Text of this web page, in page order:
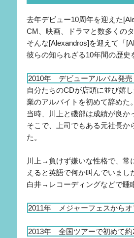
去年デビュー10周年を迎えた
CM、映画、ドラマと数多くの
そんな[Alexandros]を迎えて「
彼らの知られざる10年間の歴史
2010年 デビューアルバム発
自分たちのCDが店頭に並び嬉
業のアルバイトを初めて辞めた。
当時、川上と磯部は成績が良
そこで、上司でもある元社長
た。
川上→負けず嫌いな性格で、常
えると英語で何か叫んでいまし
白井→レコーディングなどで睡
2011年 メジャーフェスからオ
2013年 全国ツアーで初めて約